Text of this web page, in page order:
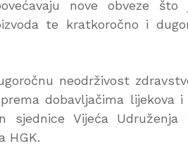
nove obveze što
te kratkoročno i
neodrživost
dobavljačima lijekova
sjednice Vijeća
HGK.